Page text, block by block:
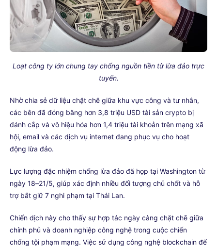
Loạt công ty lớn chung tay chống nguồn tiền từ lừa đảo trực
tuyến.
Nhờ chia sẻ dữ liệu chặt chẽ giữa khu vực công và tư nhân,
các bên đã đóng băng hơn 3,8 triệu USD tài sản crypto bị
đánh cắp và vô hiệu hóa hơn 1,4 triệu tài khoản trên mạng xã
hội, email và các dịch vụ internet đang phục vụ cho hoạt
động lừa đảo.
Lực lượng đặc nhiệm chống lừa đảo đã họp tại Washington từ
ngày 18–21/5, giúp xác định nhiều đối tượng chủ chốt và hỗ
trợ bắt giữ 7 nghi phạm tại Thái Lan.
Chiến dịch này cho thấy sự hợp tác ngày càng chặt chẽ giữa
chính phủ và doanh nghiệp công nghệ trong cuộc chiến
chống tội phạm mạng. Việc sử dụng công nghệ blockchain để